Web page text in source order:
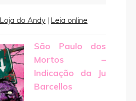
Loja do Andy | Leia online
São Paulo dos
Mortos –
Indicação da Ju
Barcellos